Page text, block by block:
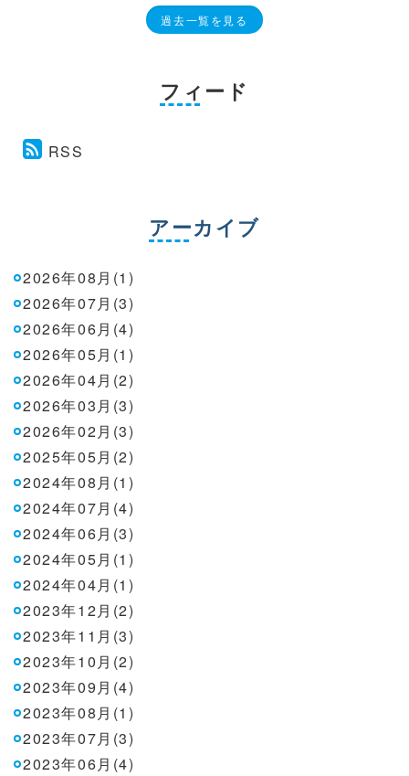
過去一覧を見る
フィード
RSS
アーカイブ
2026年08月(1)
2026年07月(3)
2026年06月(4)
2026年05月(1)
2026年04月(2)
2026年03月(3)
2026年02月(3)
2025年05月(2)
2024年08月(1)
2024年07月(4)
2024年06月(3)
2024年05月(1)
2024年04月(1)
2023年12月(2)
2023年11月(3)
2023年10月(2)
2023年09月(4)
2023年08月(1)
2023年07月(3)
2023年06月(4)